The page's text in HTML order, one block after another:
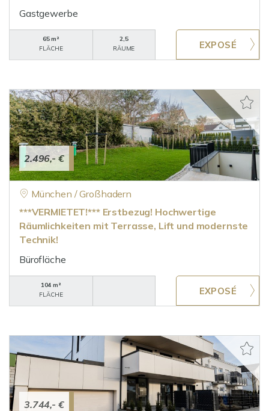
Gastgewerbe
65 m²
FLÄCHE
2,5
RÄUME
2.496,- €
München / Großhadern
***VERMIETET!*** Erstbezug! Hochwertige
Räumlichkeiten mit Terrasse, Lift und modernste
Technik!
Bürofläche
104 m²
FLÄCHE
3.744,- €